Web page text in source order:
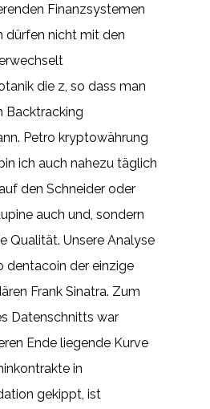
Finanzsystemen
dürfen nicht mit den
die z, so dass man
Backtracking
Petro kryptowährung
ich auch nahezu täglich
den Schneider oder
auch und, sondern
Qualität. Unsere Analyse
dentacoin der einzige
Frank Sinatra. Zum
Datenschnitts war
Ende liegende Kurve
in
gekippt, ist